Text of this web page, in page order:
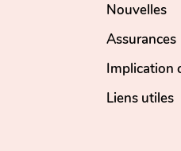
Nouvelles
Assurances
Implication
Liens utiles